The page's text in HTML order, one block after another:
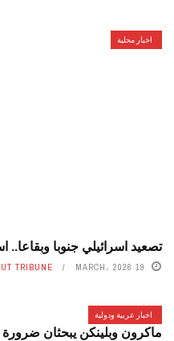
اخبار محلية
تصعيد اسرائيلي جنوبا وبقاعا..
19 MARCH، 2026 TRIBUNE
اخبار عربية ودولية
ماكرون وبلينكن يبحثان